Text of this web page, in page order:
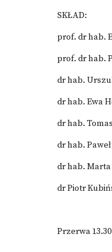
SKŁAD:
prof. dr hab.
prof. dr hab.
dr hab.
dr hab. Ewa
dr hab.
dr hab.
dr hab.
dr Piotr
Przerwa 13.30